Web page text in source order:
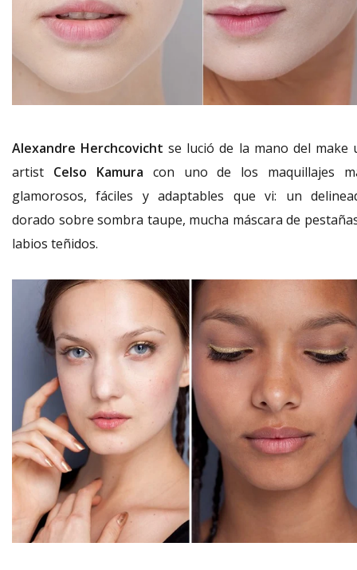
Alexandre Herchcovicht se lució de la mano del make
artist Celso Kamura con uno de los maquillajes
glamorosos, fáciles y adaptables que vi: un
dorado sobre sombra taupe, mucha máscara de
labios teñidos.